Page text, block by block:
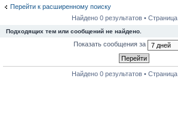
Перейти к расширенному поиску
Найдено 0 результатов • Страница
Подходящих тем или сообщений не найдено.
Показать сообщения за
Найдено 0 результатов • Страница